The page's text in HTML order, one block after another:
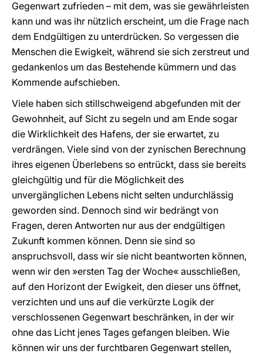
Gegenwart zufrieden – mit dem, was sie gewährleisten
kann und was ihr nützlich erscheint, um die Frage nach
dem Endgültigen zu unterdrücken. So vergessen die
Menschen die Ewigkeit, während sie sich zerstreut und
gedankenlos um das Bestehende kümmern und das
Kommende aufschieben.
Viele haben sich stillschweigend abgefunden mit der
Gewohnheit, auf Sicht zu segeln und am Ende sogar
die Wirklichkeit des Hafens, der sie erwartet, zu
verdrängen. Viele sind von der zynischen Berechnung
ihres eigenen Überlebens so entrückt, dass sie bereits
gleichgültig und für die Möglichkeit des
unvergänglichen Lebens nicht selten undurchlässig
geworden sind. Dennoch sind wir bedrängt von
Fragen, deren Antworten nur aus der endgültigen
Zukunft kommen können. Denn sie sind so
anspruchsvoll, dass wir sie nicht beantworten können,
wenn wir den »ersten Tag der Woche« ausschließen,
auf den Horizont der Ewigkeit, den dieser uns öffnet,
verzichten und uns auf die verkürzte Logik der
verschlossenen Gegenwart beschränken, in der wir
ohne das Licht jenes Tages gefangen bleiben. Wie
können wir uns der furchtbaren Gegenwart stellen,